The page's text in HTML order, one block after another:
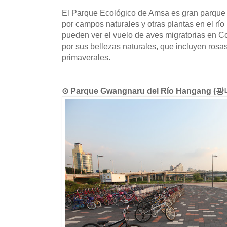
El Parque Ecológico de Amsa es gran
por campos naturales y otras plantas en el
pueden ver el vuelo de aves migratorias en
por sus bellezas naturales, que incluyen
primaverales.
⊙ Parque Gwangnaru del Río Hangang (광